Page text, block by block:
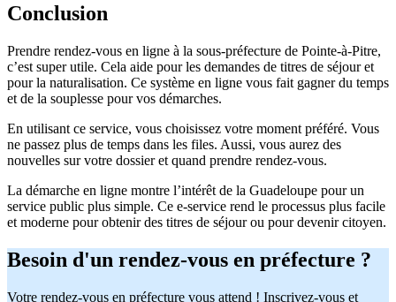
Conclusion
Prendre rendez-vous en ligne à la sous-préfecture de Pointe-à-Pitre,
c’est super utile. Cela aide pour les demandes de titres de séjour et
pour la naturalisation. Ce système en ligne vous fait gagner du temps
et de la souplesse pour vos démarches.
En utilisant ce service, vous choisissez votre moment préféré. Vous
ne passez plus de temps dans les files. Aussi, vous aurez des
nouvelles sur votre dossier et quand prendre rendez-vous.
La démarche en ligne montre l’intérêt de la Guadeloupe pour un
service public plus simple. Ce e-service rend le processus plus facile
et moderne pour obtenir des titres de séjour ou pour devenir citoyen.
Besoin d'un rendez-vous en préfecture ?
Votre rendez-vous en préfecture vous attend ! Inscrivez-vous et